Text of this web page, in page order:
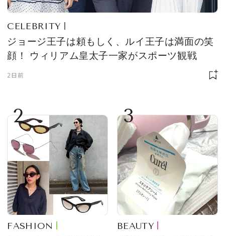
CELEBRITY
ジョージ王子は頼もしく、ルイ王子は満面の笑
顔！ ウィリアム皇太子一家がスポーツ観戦
2日前
2
FASHION
3
BEAUTY